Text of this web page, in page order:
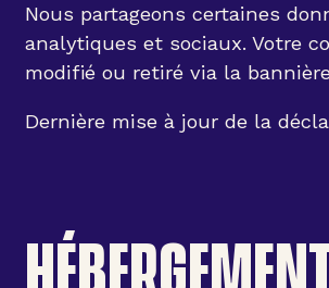
Nous partageons certaines
analytiques et sociaux. Votre
modifié ou retiré via la
Dernière mise à jour de la